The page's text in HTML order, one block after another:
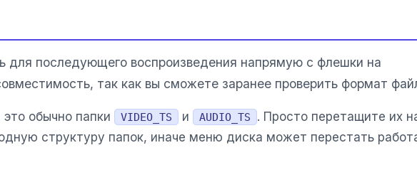
для последующего воспроизведения напрямую с флешки на
так как вы сможете заранее проверить формат
обычно папки VIDEO_TS и AUDIO_TS
. Просто перетащите их
структуру папок, иначе меню диска может перестать